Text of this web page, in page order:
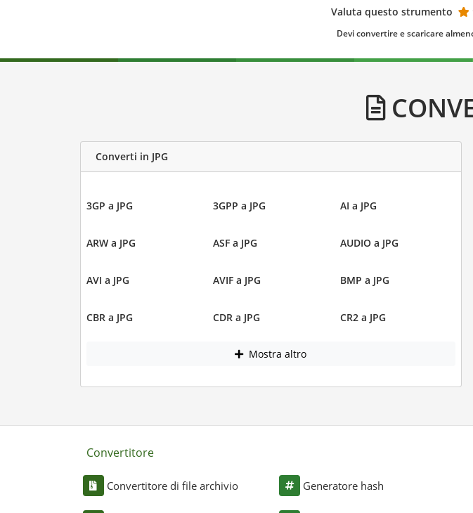
Valuta questo strumento
Devi convertire e scaricare
Converti in JPG
3GP a JPG 3GPP a JPG AI a JPG
ARW a JPG ASF a JPG AUDIO a JPG
AVI a JPG AVIF a JPG BMP a JPG
CBR a JPG CDR a JPG CR2 a JPG
Mostra altro
Convertitore
Convertitore di file archivio Generatore hash